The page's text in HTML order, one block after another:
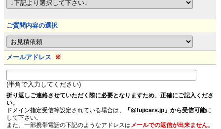
ご質問内容の選択
メールアドレス ※
(半角で入力してください)
折り返しご連絡させていただく際に必要となりますため、正確にご記入くださ
い。
ドメイン指定受信等設定されている場合は、
「@fujicars.jp」から受信可能に
して下さい。
また、一部携帯電話の下記のようなアドレスは メールでの返信が出来ません。